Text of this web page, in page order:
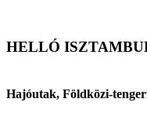
HELLÓ
Hajóutak, Földközi-